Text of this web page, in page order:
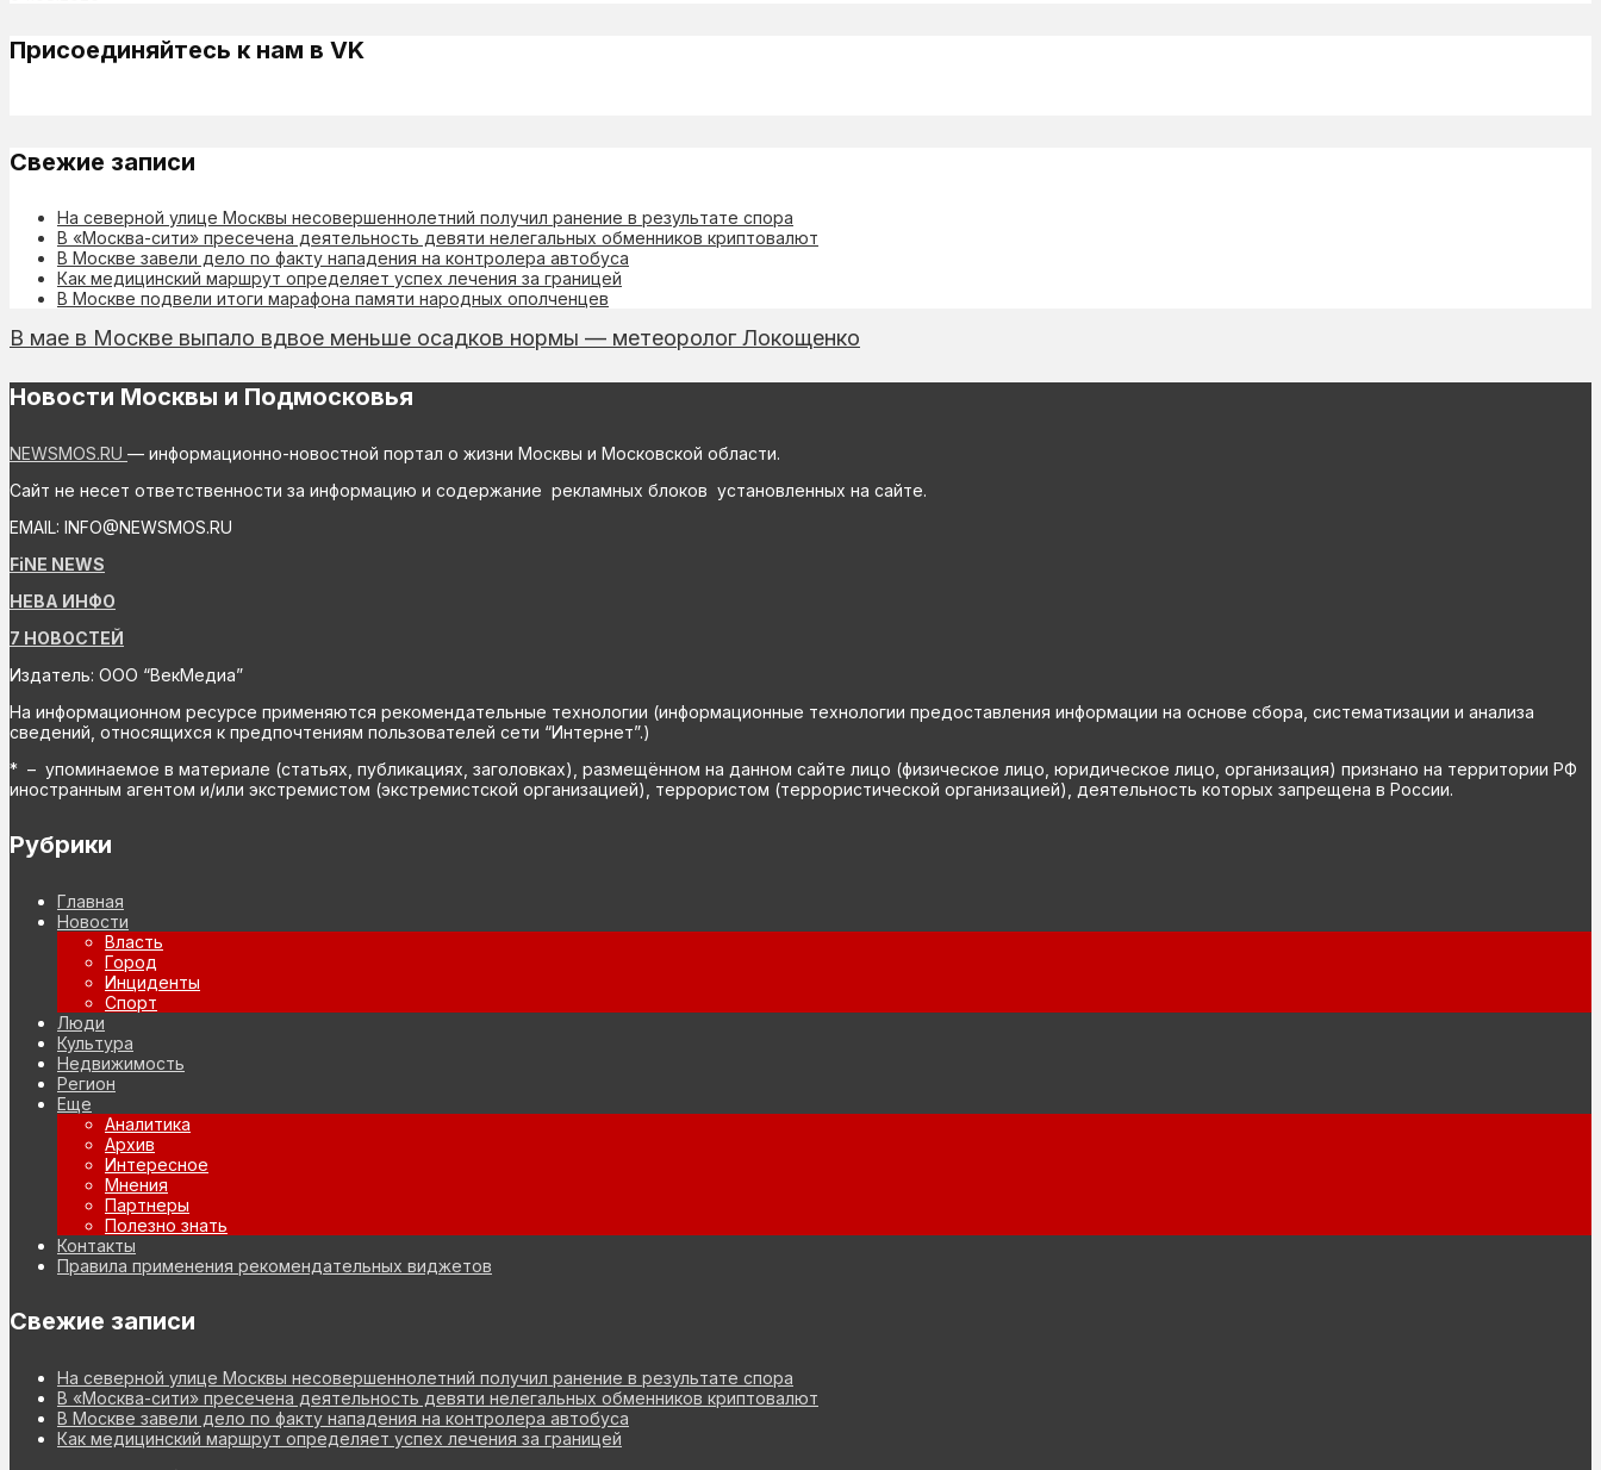
Присоединяйтесь к нам в VK
Свежие записи
На северной улице Москвы несовершеннолетний получил ранение в результате спора
В «Москва-сити» пресечена деятельность девяти нелегальных обменников криптовалют
В Москве завели дело по факту нападения на контролера автобуса
Как медицинский маршрут определяет успех лечения за границей
В Москве подвели итоги марафона памяти народных ополченцев
В мае в Москве выпало вдвое меньше осадков нормы — метеоролог Локощенко
Новости Москвы и Подмосковья
NEWSMOS.RU — информационно-новостной портал о жизни Москвы и Московской области.
Сайт не несет ответственности за информацию и содержание рекламных блоков установленных на сайте.
EMAIL: INFO@NEWSMOS.RU
FiNE NEWS
НЕВА ИНФО
7 НОВОСТЕЙ
Издатель: ООО “ВекМедиа”
На информационном ресурсе применяются рекомендательные технологии (информационные технологии предоставления информации на основе сбора, систематизации и анализа
сведений, относящихся к предпочтениям пользователей сети “Интернет”.)
* – упоминаемое в материале (статьях, публикациях, заголовках), размещённом на данном сайте лицо (физическое лицо, юридическое лицо, организация) признано на территории РФ
иностранным агентом и/или экстремистом (экстремистской организацией), террористом (террористической организацией), деятельность которых запрещена в России.
Рубрики
Главная
Новости
Власть
Город
Инциденты
Спорт
Люди
Культура
Недвижимость
Регион
Еще
Аналитика
Архив
Интересное
Мнения
Партнеры
Полезно знать
Контакты
Правила применения рекомендательных виджетов
Свежие записи
На северной улице Москвы несовершеннолетний получил ранение в результате спора
В «Москва-сити» пресечена деятельность девяти нелегальных обменников криптовалют
В Москве завели дело по факту нападения на контролера автобуса
Как медицинский маршрут определяет успех лечения за границей